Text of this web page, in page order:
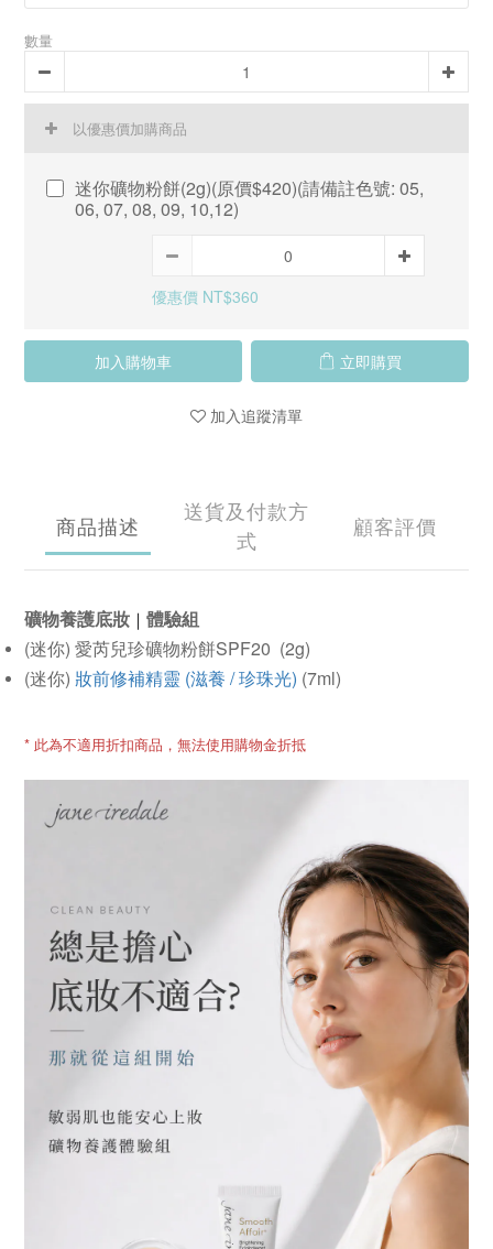
數量
以優惠價加購商品
迷你礦物粉餅(2g)(原價$420)(請備註色號: 05,
06, 07, 08, 09, 10,12)
優惠價 NT$360
加入購物車 立即購買
加入追蹤清單
商品描述
送貨及付款方
式
顧客評價
礦物養護底妝 ｜ 體驗組
(迷你) 愛芮兒珍礦物粉餅SPF20 (2g)
(迷你) 妝前修補精靈 (滋養 / 珍珠光) (7ml)
* 此為不適用折扣商品，無法使用購物金折抵